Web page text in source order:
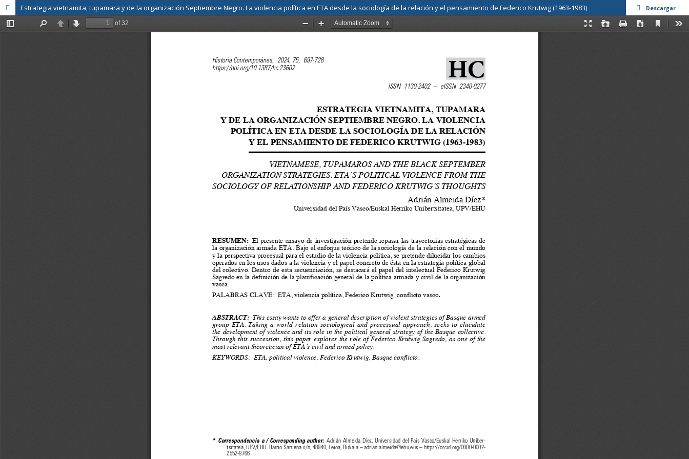
Estrategia vietnamita, tupamara y de la organización Septiembre Negro. La violencia política en ETA desde la sociología de la relación y el pensamiento de Federico Krutwig (1963-1983) Descargar